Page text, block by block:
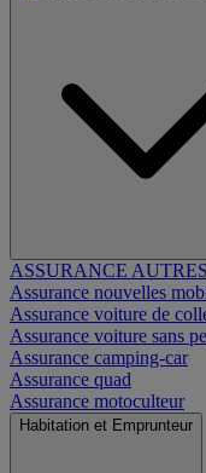
ASSURANCE
Assurance nouvelles
Assurance voiture de
Assurance voiture sans
Assurance camping-car
Assurance quad
Assurance motoculteur
Habitation et Emprunteur